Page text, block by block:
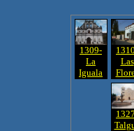
1309-
La
Iguala
Las